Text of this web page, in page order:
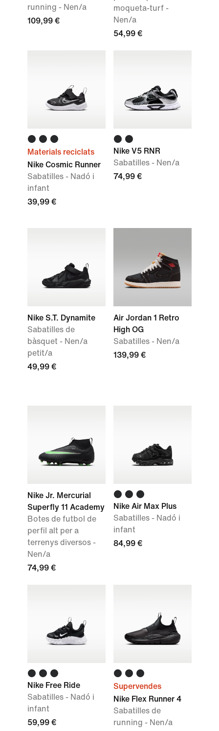
running - Nen/a
109,99 €
moqueta-turf -
Nen/a
54,99 €
Materials reciclats
Nike Cosmic Runner
Sabatilles - Nadó i
infant
39,99 €
Nike V5 RNR
Sabatilles - Nen/a
74,99 €
Nike S.T. Dynamite
Sabatilles de
bàsquet - Nen/a
petit/a
49,99 €
Air Jordan 1 Retro
High OG
Sabatilles - Nen/a
139,99 €
Nike Jr. Mercurial
Superfly 11 Academy
Botes de futbol de
perfil alt per a
terrenys diversos -
Nen/a
74,99 €
Nike Air Max Plus
Sabatilles - Nadó i
infant
84,99 €
Nike Free Ride
Sabatilles - Nadó i
infant
59,99 €
Supervendes
Nike Flex Runner 4
Sabatilles de
running - Nen/a